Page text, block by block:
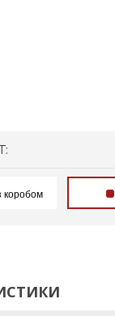
коробом